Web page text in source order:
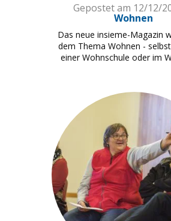
Gepostet am 12/12/
Wohnen
Das neue insieme-Magazin
dem Thema Wohnen -
einer Wohnschule oder im